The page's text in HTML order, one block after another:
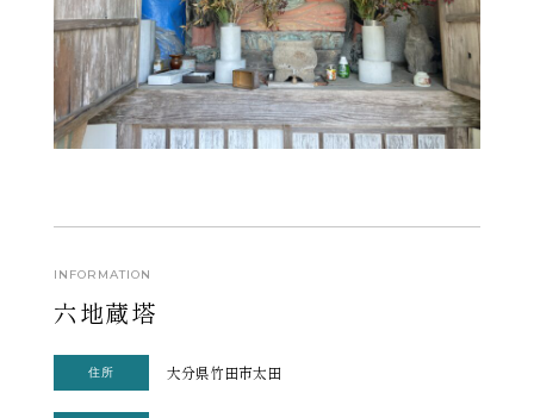
INFORMATION
六地蔵塔
住所 大分県竹田市太田